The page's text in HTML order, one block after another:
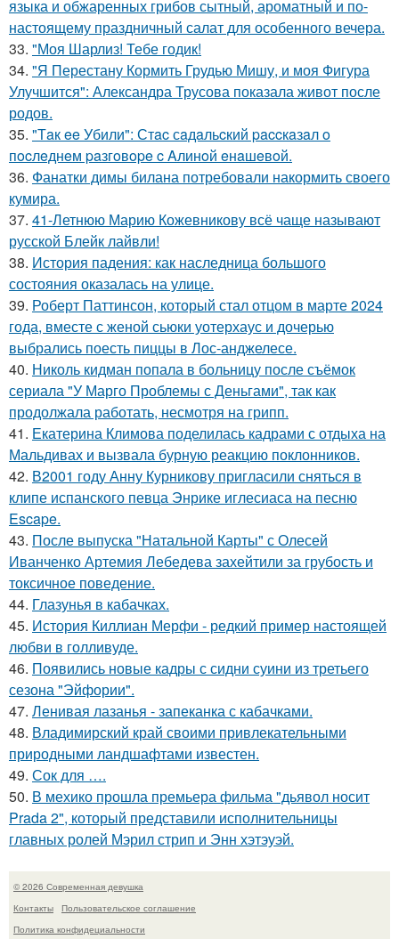
языка и обжаренных грибов сытный, ароматный и по-
настоящему праздничный салат для особенного вечера.
33. "Моя Шарлиз! Тебе годик!
34. "Я Перестану Кормить Грудью Мишу, и моя Фигура
Улучшится": Александра Трусова показала живот после
родов.
35. "Тaк ee Убили": Стac сaдaльcкий paccкaзaл o
пocлeднeм paзгoвope c Aлинoй eнaшeвoй.
36. Фанатки димы билана потребовали накормить своего
кумира.
37. 41-Летнюю Марию Кожевникову всё чаще называют
русской Блейк лайвли!
38. История падения: как наследница большого
состояния оказалась на улице.
39. Роберт Паттинсон, который стал отцом в марте 2024
года, вместе с женой сьюки уотерхаус и дочерью
выбрались поесть пиццы в Лос-анджелесе.
40. Николь кидман попала в больницу после съёмок
сериала "У Марго Проблемы с Деньгами", так как
продолжала работать, несмотря на грипп.
41. Екатерина Климова поделилась кадрами с отдыха на
Мальдивах и вызвала бурную реакцию поклонников.
42. В2001 году Анну Курникову пригласили сняться в
клипе испанского певца Энрике иглесиаса на песню
Escape.
43. После выпуска "Натальной Карты" с Олесей
Иванченко Артемия Лебедева захейтили за грубость и
токсичное поведение.
44. Глазунья в кабачках.
45. История Киллиан Мерфи - редкий пример настоящей
любви в голливуде.
46. Появились новые кадры с сидни суини из третьего
сезона "Эйфории".
47. Ленивая лазанья - запеканка с кабачками.
48. Владимирский край своими привлекательными
природными ландшафтами известен.
49. Сок для ….
50. В мехико прошла премьера фильма "дьявол носит
Prada 2", который представили исполнительницы
главных ролей Мэрил стрип и Энн хэтэуэй.
© 2026 Современная девушка
Контакты
Пользовательское соглашение
Политика конфидециальности